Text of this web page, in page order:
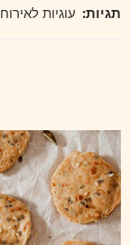
תגיות: עוגיות לאירוח